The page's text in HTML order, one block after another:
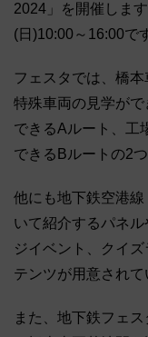
2024」を開催しま
(日)10:00～16:00で
フェスタでは、橋
特殊車両の見学が
できるAルート、工
できるBルートの2つ
他にも地下鉄空港
いて紹介するパネ
ジイベント、クイ
テンツが用意されて
また、地下鉄フェ